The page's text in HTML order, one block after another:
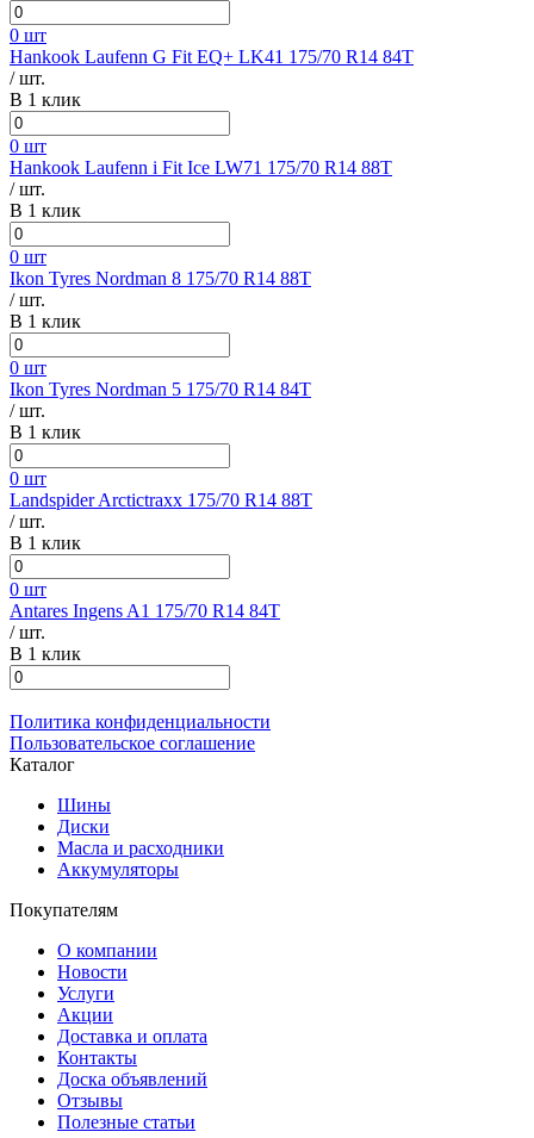
0 шт
Hankook Laufenn G Fit EQ+ LK41 175/70 R14 84T
/ шт.
В 1 клик
0 шт
Hankook Laufenn i Fit Ice LW71 175/70 R14 88T
/ шт.
В 1 клик
0 шт
Ikon Tyres Nordman 8 175/70 R14 88T
/ шт.
В 1 клик
0 шт
Ikon Tyres Nordman 5 175/70 R14 84T
/ шт.
В 1 клик
0 шт
Landspider Arctictraxx 175/70 R14 88T
/ шт.
В 1 клик
0 шт
Antares Ingens A1 175/70 R14 84T
/ шт.
В 1 клик
Политика конфиденциальности
Пользовательское соглашение
Каталог
Шины
Диски
Масла и расходники
Аккумуляторы
Покупателям
О компании
Новости
Услуги
Акции
Доставка и оплата
Контакты
Доска объявлений
Отзывы
Полезные статьи